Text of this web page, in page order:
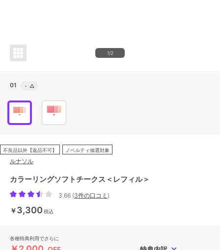
1/2
01 - △
不良品以外【返品不可】 ノベルティ抽選対象
ルナソル
カラーリングソフトチークス＜レフィル＞
3.66 (3件の口コミ )
￥3,300 税込
各種特典利用でさらに